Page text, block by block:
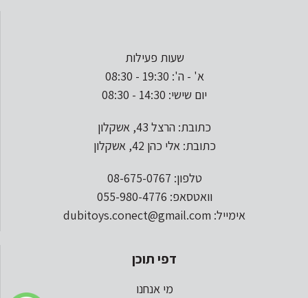
שעות פעילות
א' - ה': 19:30 - 08:30
יום שישי: 14:30 - 08:30
כתובת: הרצל 43, אשקלון
כתובת: אלי כהן 42, אשקלון
טלפון: 08-675-0767
וואטסאפ: 055-980-4776
אימייל: dubitoys.conect@gmail.com
דפי תוכן
מי אנחנו